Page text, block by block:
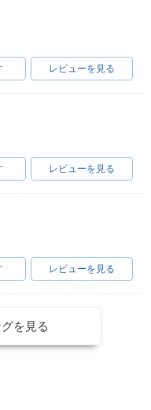
レビューを見る
レビューを見る
レビューを見る
を見る